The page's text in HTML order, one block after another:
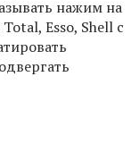
нажим на
Esso, Shell с